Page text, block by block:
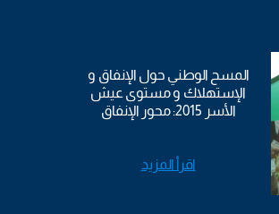
المسح الوطني حول الإنفاق و
الإستهلاك و مستوى عيش
الأسر 2015: محور الإنفاق
اقرأ المزيد